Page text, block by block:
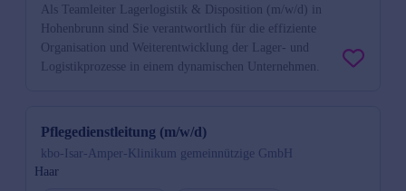
Als Teamleiter Lagerlogistik & Disposition (m/w/d) in
Hohenbrunn sind Sie verantwortlich für die effiziente
Organisation und Weiterentwicklung der Lager- und
Logistikprozesse in einem dynamischen Unternehmen.
Pflegedienstleitung (m/w/d)
kbo-Isar-Amper-Klinikum gemeinnützige GmbH
Haar